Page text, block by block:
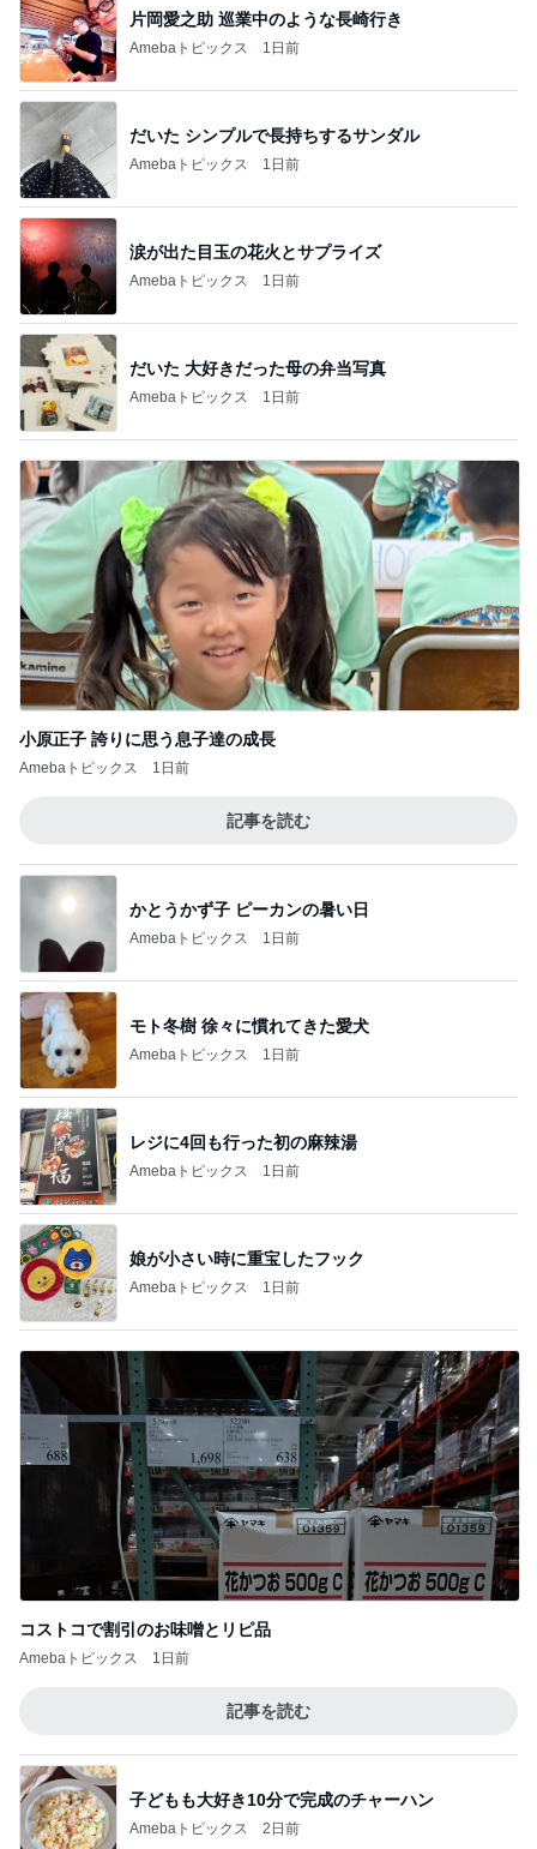
片岡愛之助 巡業中のような長崎行き
Amebaトピックス 1日前
だいた シンプルで長持ちするサンダル
Amebaトピックス 1日前
涙が出た目玉の花火とサプライズ
Amebaトピックス 1日前
だいた 大好きだった母の弁当写真
Amebaトピックス 1日前
小原正子 誇りに思う息子達の成長
Amebaトピックス 1日前
記事を読む
かとうかず子 ピーカンの暑い日
Amebaトピックス 1日前
モト冬樹 徐々に慣れてきた愛犬
Amebaトピックス 1日前
レジに4回も行った初の麻辣湯
Amebaトピックス 1日前
娘が小さい時に重宝したフック
Amebaトピックス 1日前
コストコで割引のお味噌とリピ品
Amebaトピックス 1日前
記事を読む
子どもも大好き10分で完成のチャーハン
Amebaトピックス 2日前